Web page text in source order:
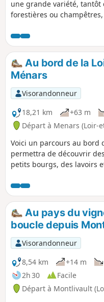
une grande variété,
forestières ou
Au bord de la
Ménars
Visorandonneur
18,21 km
+63 m
Départ à Menars (Loir-
Voici un parcours au bord
permettra de découvrir
petits bourgs, des lavoirs
protège des inondations,
qui se rapprochent au
Au pays du
boucle depuis
Visorandonneur
8,54 km
+14 m
2h 30
Facile
Départ à Montlivault